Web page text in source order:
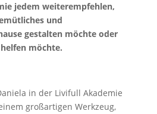
jedem weiterempfehlen,
und
gestalten möchte oder
möchte.
in der Livifull Akademie
großartigen Werkzeug,